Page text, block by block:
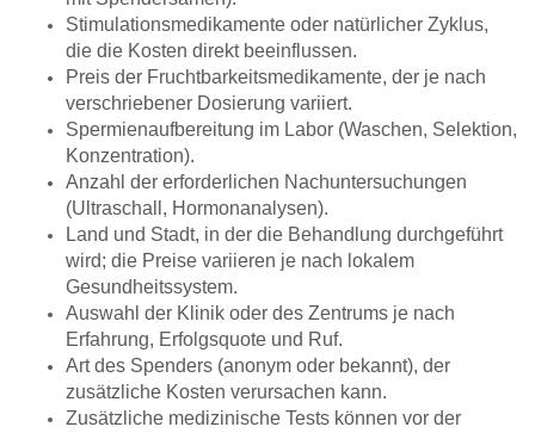
Stimulationsmedikamente oder natürlicher Zyklus,
die die Kosten direkt beeinflussen.
Preis der Fruchtbarkeitsmedikamente, der je nach
verschriebener Dosierung variiert.
Spermienaufbereitung im Labor (Waschen, Selektion,
Konzentration).
Anzahl der erforderlichen Nachuntersuchungen
(Ultraschall, Hormonanalysen).
Land und Stadt, in der die Behandlung durchgeführt
wird; die Preise variieren je nach lokalem
Gesundheitssystem.
Auswahl der Klinik oder des Zentrums je nach
Erfahrung, Erfolgsquote und Ruf.
Art des Spenders (anonym oder bekannt), der
zusätzliche Kosten verursachen kann.
Zusätzliche medizinische Tests können vor der